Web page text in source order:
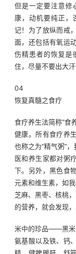
但是一定要注意修
康，动机要纯正，
记！为了放纵而戒
面，还包括有氧运
伤精患者的恢复是
住，尽量不要出大
04
恢复真髓之食疗
食疗养生法简称“食
健康。所有食疗养
也称之为“精气粥”
医和养生家都对粥
下。另外，黑色食
元素和维生素，如
芝麻、黑枣、核桃
的营养，就会发现，
米中的珍品——黑米
氨基酸以及铁、钙